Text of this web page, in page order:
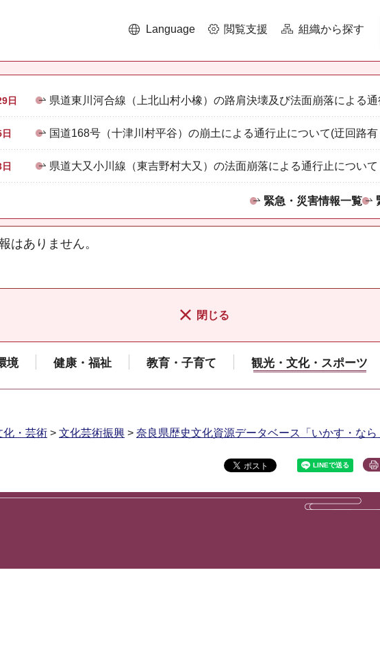
Language 閲覧支援 組織から探す
日 県道東川河合線（上北山村小橡）の路肩決壊及び法面崩落による
国道168号（十津川村平谷）の崩土による通行止について(迂回路有
県道大又小川線（東吉野村大又）の法面崩落による通行止について
緊急・災害情報一覧
はありません。
閉じる
境 健康・福祉 教育・子育て 観光・文化・スポーツ
化・芸術 > 文化芸術振興 > 奈良県歴史文化資源データベース「いかす・なら